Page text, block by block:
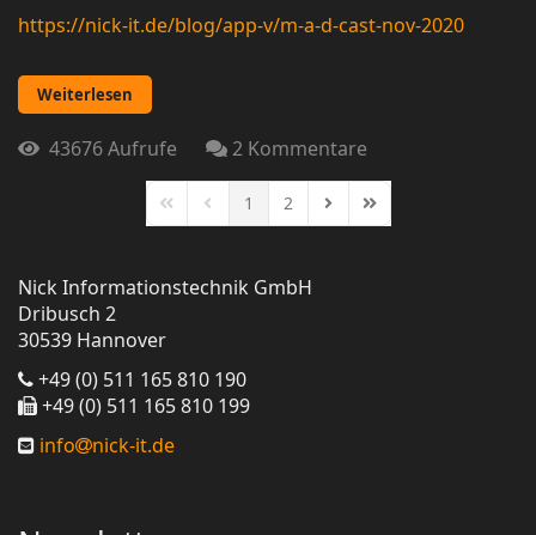
https://nick-it.de/blog/app-v/m-a-d-cast-nov-2020
Weiterlesen
43676 Aufrufe 2 Kommentare
First PagePrevious Page
1 2 Next PageLast Page
Nick Informationstechnik GmbH
Dribusch 2
30539 Hannover
+49 (0) 511 165 810 190
+49 (0) 511 165 810 199
info
nick-it.de